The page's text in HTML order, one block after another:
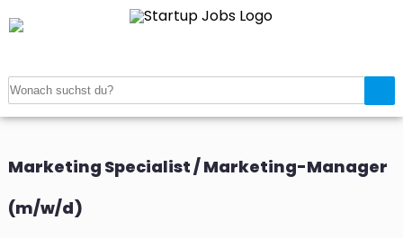
(m/w/d)
Marketing Specialist / Marketing-Manager
(m/w/d)